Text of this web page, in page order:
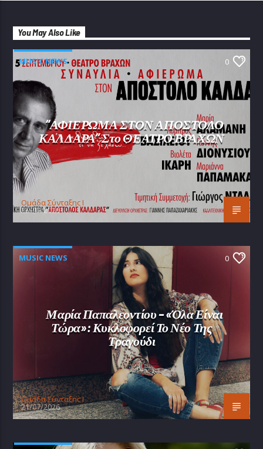
You May Also Like
MUSIC NEWS 0
“ΑΦΙΕΡΩΜΑ ΣΤΟΝ ΑΠΟΣΤΟΛΟ
ΚΑΛΔΑΡΑ” Στο ΘΕΑΤΡΟ ΒΡΑΧΩΝ
Oμάδα Σύνταξης Ι
25/07/2026
MUSIC NEWS 0
Μαρία Παπαλεοντίου – «Όλα Είναι
Τώρα»: Κυκλοφορεί Το Νέο Της
Τραγούδι
Oμάδα Σύνταξης Ι
21/07/2026